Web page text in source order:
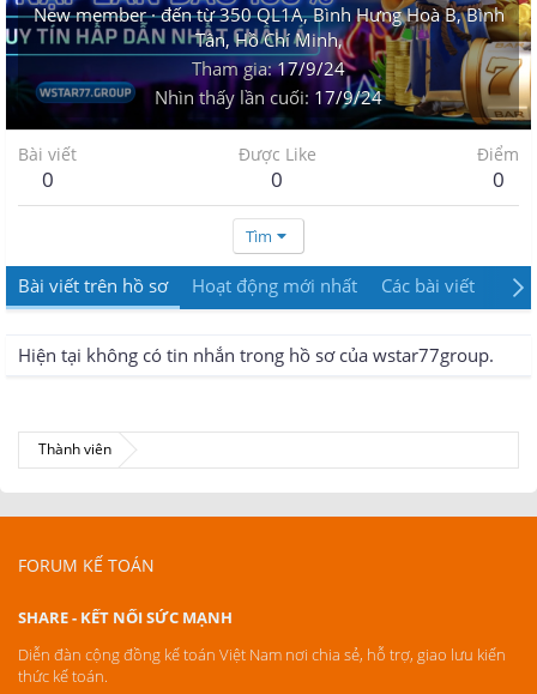
New member · đến từ 350 QL1A, Bình Hưng Hoà B, Bình
Tân, Hồ Chí Minh,
Tham gia 17/9/24
Nhìn thấy lần cuối 17/9/24
Bài viết
0
Được Like
0
Điểm
0
Tìm
Bài viết trên hồ sơ Hoạt động mới nhất Các bài viết
Hiện tại không có tin nhắn trong hồ sơ của wstar77group.
Thành viên
FORUM KẾ TOÁN
SHARE - KẾT NỐI SỨC MẠNH
Diễn đàn cộng đồng kế toán Việt Nam nơi chia sẻ, hỗ trợ, giao lưu kiến
thức kế toán.